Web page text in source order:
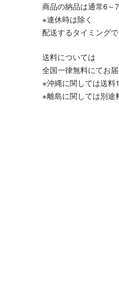
商品の納品は通常6～
※連休時は除く
配送するタイミング
送料については
全国一律無料にてお届
※沖縄に関しては送料
※離島に関しては別途